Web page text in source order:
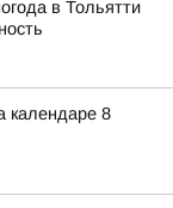
в Тольятти
календаре 8